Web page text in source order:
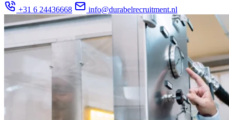
+31 6 24436668
info@durabelrecruitment.nl